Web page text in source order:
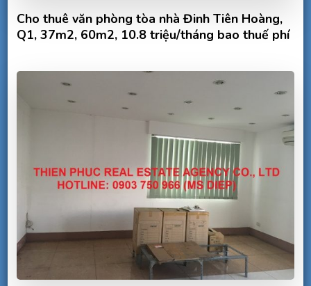
Cho thuê văn phòng tòa nhà Đinh Tiên Hoàng,
Q1, 37m2, 60m2, 10.8 triệu/tháng bao thuế phí